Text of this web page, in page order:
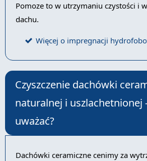
Pomoze to w utrzymaniu czystości i
dachu.
Więcej o impregnacji
Czyszczenie dachówki
naturalnej i uszlachetnionej
uważać?
Dachówki ceramiczne cenimy za